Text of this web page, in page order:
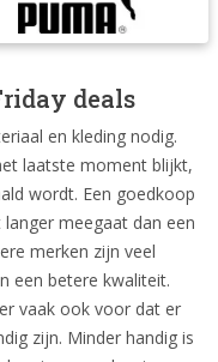
deals
en kleding nodig.
laatste moment blijkt,
wordt. Een goedkoop
meegaat dan een
merken zijn veel
een betere kwaliteit.
vaak ook voor dat er
zijn. Minder handig is